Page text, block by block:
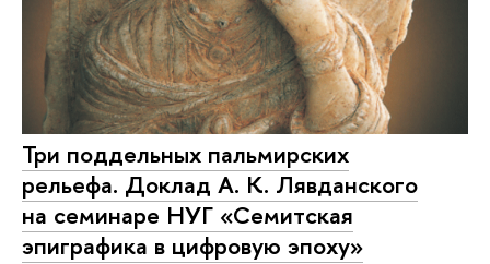
Три поддельных пальмирских
рельефа. Доклад А. К. Лявданского
на семинаре НУГ «Семитская
эпиграфика в цифровую эпоху»